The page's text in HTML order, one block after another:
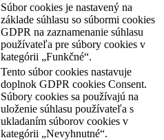
Súbor cookies je nastavený na
základe súhlasu so súbormi cookies
GDPR na zaznamenanie súhlasu
používateľa pre súbory cookies v
kategórii „Funkčné“.
Tento súbor cookies nastavuje
doplnok GDPR cookies Consent.
Súbory cookies sa používajú na
uloženie súhlasu používateľa s
ukladaním súborov cookies v
kategórii „Nevyhnutné“.